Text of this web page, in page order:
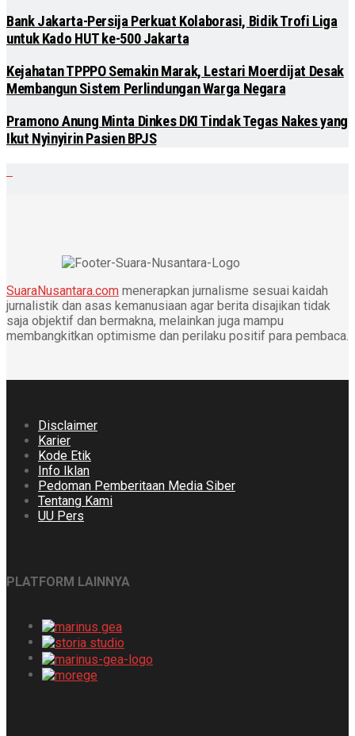
Bank Jakarta-Persija Perkuat Kolaborasi, Bidik Trofi Liga
untuk Kado HUT ke-500 Jakarta
Kejahatan TPPPO Semakin Marak, Lestari Moerdijat Desak
Membangun Sistem Perlindungan Warga Negara
Pramono Anung Minta Dinkes DKI Tindak Tegas Nakes yang
Ikut Nyinyirin Pasien BPJS
SuaraNusantara.com menerapkan jurnalisme sesuai kaidah
jurnalistik dan asas kemanusiaan agar berita disajikan tidak
saja objektif dan bermakna, melainkan juga mampu
membangkitkan optimisme dan perilaku positif para pembaca.
Disclaimer
Karier
Kode Etik
Info Iklan
Pedoman Pemberitaan Media Siber
Tentang Kami
UU Pers
PLATFORM LAINNYA